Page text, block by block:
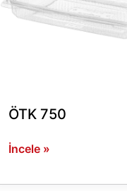
ÖTK 750
İncele »